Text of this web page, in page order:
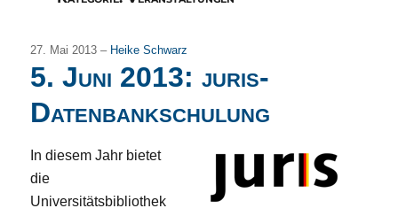
27. Mai 2013 – Heike Schwarz
5. Juni 2013: juris-
Datenbankschulung
In diesem Jahr bietet
die
Universitätsbibliothek